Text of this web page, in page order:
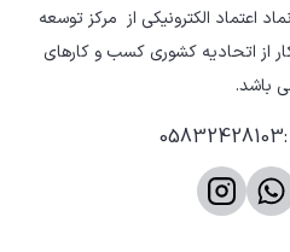
باشد.
:
05832428103